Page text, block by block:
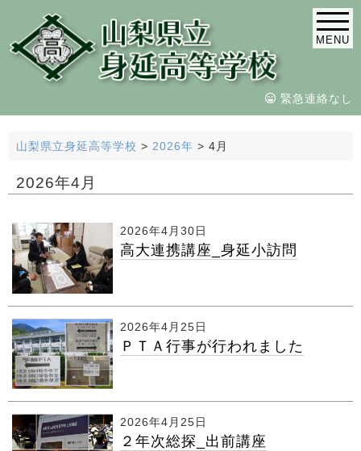
MENU
緊急連絡なし
山梨県立身延高等学校 > 2026年 > 4月
2026年4月
2026年4月30日
高大連携講座_身延小訪問
2026年4月25日
ＰＴＡ行事が行われました
2026年4月25日
２年次総探_出前講座